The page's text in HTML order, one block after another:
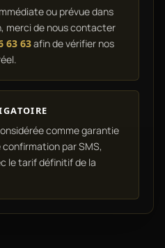
ou prévue dans
merci de nous contacter
63 63afin de vérifier nos
comme garantie
par SMS,
le tarif définitif de la